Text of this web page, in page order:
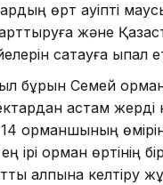
өрт қауіпті
және
сақтауға ықпал
бұрын Семей
астам жерді
орманшының өмірін
ірі орман өртінің
қалпына келтіру